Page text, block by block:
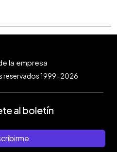
reservados 1999-2026
al boletín